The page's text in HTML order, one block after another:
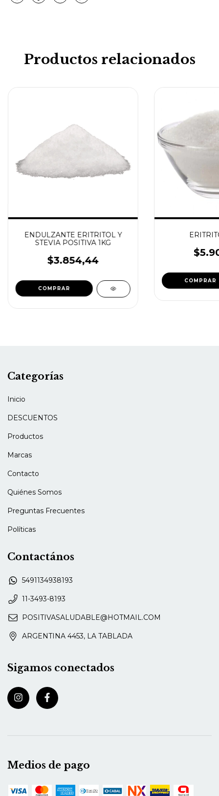
Productos relacionados
ENDULZANTE ERITRITOL Y
STEVIA POSITIVA 1KG
$3.854,44
Categorías
Inicio
DESCUENTOS
Productos
Marcas
Contacto
Quiénes Somos
Preguntas Frecuentes
Políticas
Contactános
5491134938193
11-3493-8193
POSITIVASALUDABLE@HOTMAIL.COM
ARGENTINA 4453, LA TABLADA
Sigamos conectados
Medios de pago